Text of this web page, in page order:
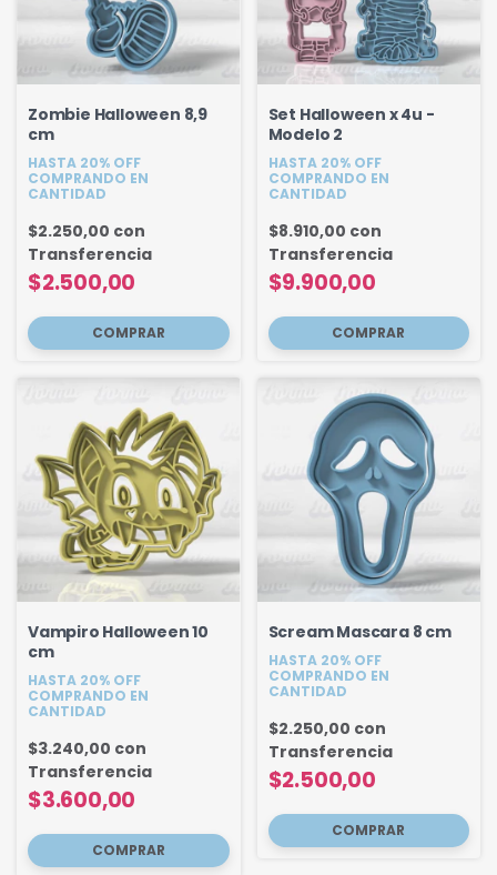
Zombie Halloween 8,9
cm
HASTA 20% OFF
COMPRANDO EN
CANTIDAD
$2.500,00
$2.250,00 con
Transferencia
Set Halloween x 4u -
Modelo 2
HASTA 20% OFF
COMPRANDO EN
CANTIDAD
$9.900,00
$8.910,00 con
Transferencia
Vampiro Halloween 10
cm
HASTA 20% OFF
COMPRANDO EN
CANTIDAD
$3.600,00
$3.240,00 con
Transferencia
Scream Mascara 8 cm
HASTA 20% OFF
COMPRANDO EN
CANTIDAD
$2.500,00
$2.250,00 con
Transferencia